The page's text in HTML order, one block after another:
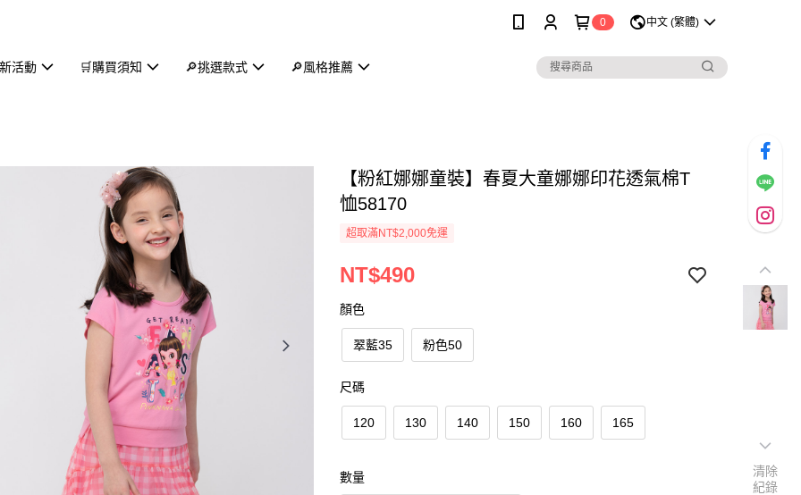
0 中文 (繁體)
活動 🛒購買須知 🔎挑選款式 🔎風格推薦
【粉紅娜娜童裝】春夏大童娜娜印花透氣棉T
恤58170
超取滿NT$2,000免運
NT$490
顏色
翠藍35 粉色50
尺碼
120 130 140 150 160 165
數量
清除
紀錄